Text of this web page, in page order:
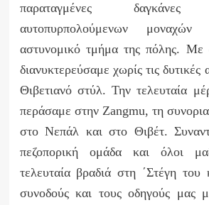
παραταγμένες δαγκάνες
αυτοπυρπολούμενων
αστυνομικό τμήμα της πόλης. Με
διανυκτερεύσαμε χωρίς τις δυτικές
Θιβετιανό στύλ. Την τελευταία
περάσαμε στην Zangmu, τη
στο Νεπάλ και στο Θιβέτ.
πεζοπορική ομάδα και όλοι
τελευταία βραδιά στη ΄Στέγη
συνοδούς και τους οδηγούς μας